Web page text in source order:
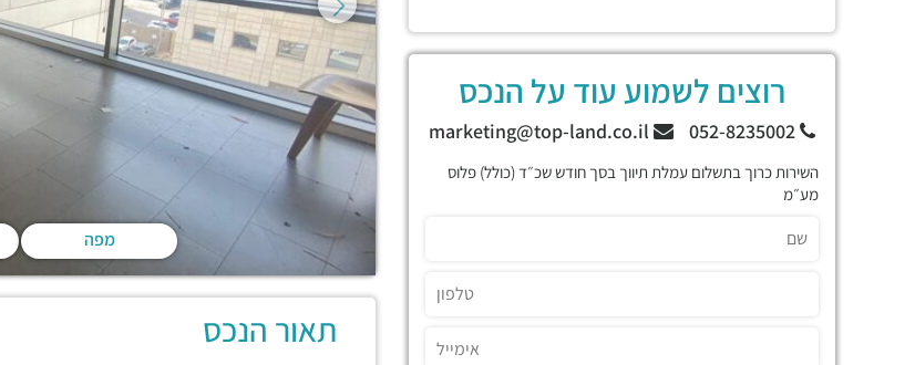
מפה
תאור הנכס
רוצים לשמוע עוד על הנכס
השירות כרוך בתשלום עמלת תיווך בסך חודש שכ״ד (כולל) פלוס
מע״מ